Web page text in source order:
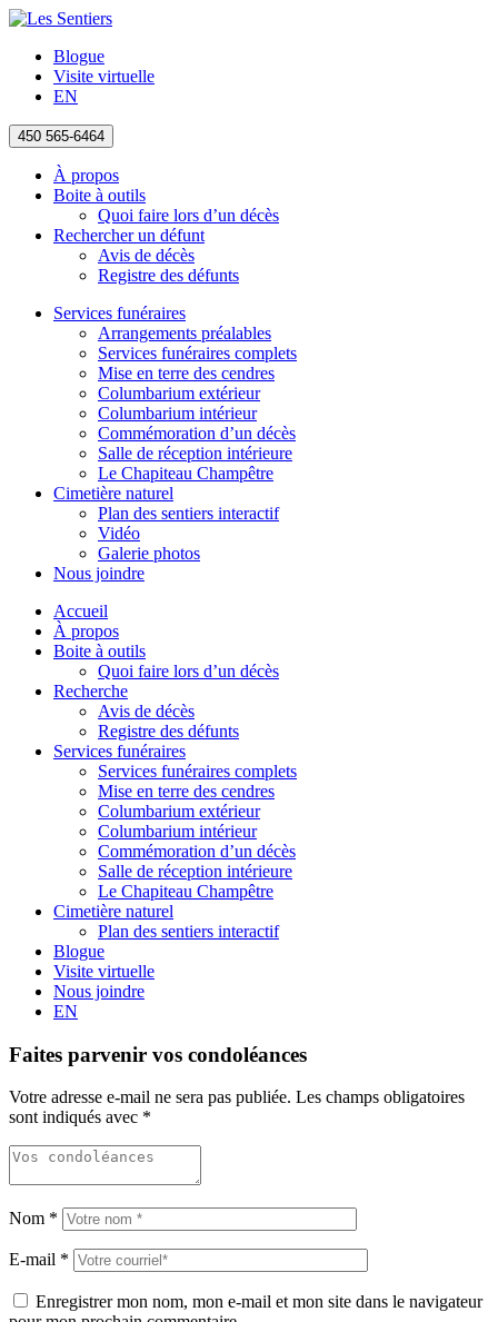
Blogue
Visite virtuelle
EN
450 565-6464
À propos
Boite à outils
Quoi faire lors d’un décès
Rechercher un défunt
Avis de décès
Registre des défunts
Services funéraires
Arrangements préalables
Services funéraires complets
Mise en terre des cendres
Columbarium extérieur
Columbarium intérieur
Commémoration d’un décès
Salle de réception intérieure
Le Chapiteau Champêtre
Cimetière naturel
Plan des sentiers interactif
Vidéo
Galerie photos
Nous joindre
Accueil
À propos
Boite à outils
Quoi faire lors d’un décès
Recherche
Avis de décès
Registre des défunts
Services funéraires
Services funéraires complets
Mise en terre des cendres
Columbarium extérieur
Columbarium intérieur
Commémoration d’un décès
Salle de réception intérieure
Le Chapiteau Champêtre
Cimetière naturel
Plan des sentiers interactif
Blogue
Visite virtuelle
Nous joindre
EN
Faites parvenir vos condoléances
Votre adresse e-mail ne sera pas publiée. Les champs obligatoires
sont indiqués avec *
Nom *
E-mail *
Enregistrer mon nom, mon e-mail et mon site dans le navigateur